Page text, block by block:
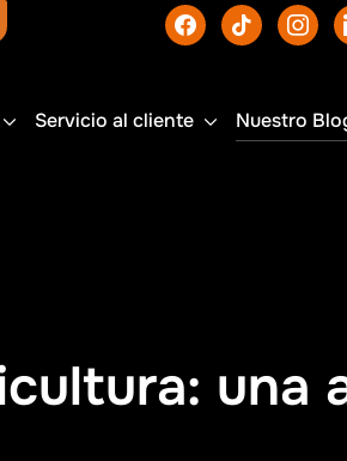
facebook
tiktok
Haz
Servicio al cliente Nuestro
una